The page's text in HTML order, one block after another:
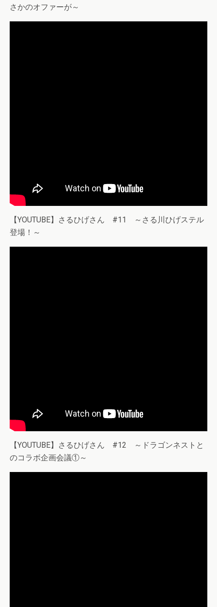
さかのオファーが～
【YOUTUBE】さるひげさん #11 ～さる川ひげステル
登場！～
【YOUTUBE】さるひげさん #12 ～ドラゴンネストと
のコラボ企画会議①～